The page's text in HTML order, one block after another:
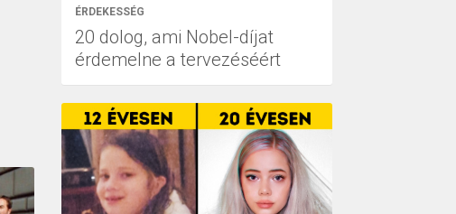
ÉRDEKESSÉG
20 dolog, ami Nobel-díjat
érdemelne a tervezéséért